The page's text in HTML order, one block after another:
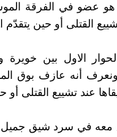
هو عضو في الفرقة
القتلى أو حين يتقدّم
الاول بين خويرة
أنه عازف بوق
عند تشييع القتلى أو
معه في سرد شيق جميل،